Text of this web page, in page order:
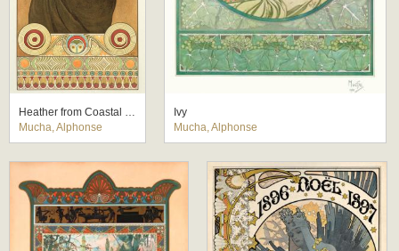
Heather from Coastal Cliffs
Mucha, Alphonse
Ivy
Mucha, Alphonse